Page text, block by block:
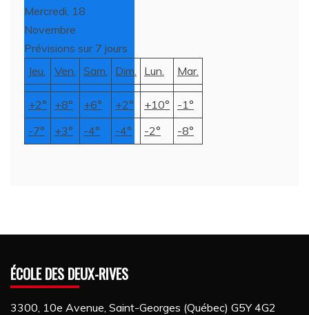
Mercredi, 18
Novembre
Prévisions sur 7 jours
Jeu.
Ven. Sam. Dim. Lun. Mar.
+2° +8° +6° +2° +10°
-1°
-7°
+3° -4° -4° -2° -8°
ÉCOLE DES DEUX-RIVES
3300, 10e Avenue, Saint-Georges (Québec) G5Y 4G2